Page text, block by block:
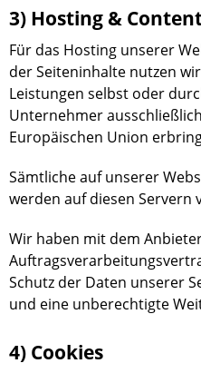
3) Hosting &
Für das Hosting unserer
der Seiteninhalte nutzen
Leistungen selbst oder
Unternehmer
Europäischen Union
Sämtliche auf unserer
werden auf diesen Servern
Wir haben mit dem
Schutz der Daten unserer
und eine unberechtigte
4) Cookies